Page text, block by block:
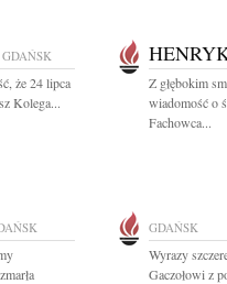
GDAŃSK
że 24 lipca
Kolega...
Z głębokim
wiadomość o
Fachowca...
GDAŃSK
Wyrazy
Gaczołowi z